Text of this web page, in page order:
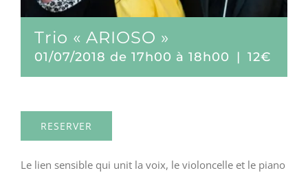
Trio « ARIOSO »
01/07/2018 de 17h00 à 18h00 | 12€
RESERVER
Le lien sensible qui unit la voix, le violoncelle et le piano